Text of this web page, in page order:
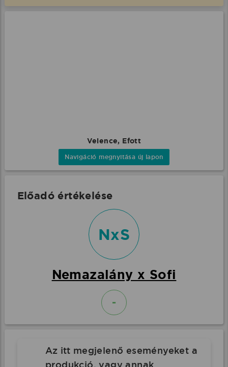
Velence, Efott
Navigáció megnyitása új lapon
Előadó értékelése
NxS
Nemazalány x Sofi
-
Az itt megjelenő eseményeket a